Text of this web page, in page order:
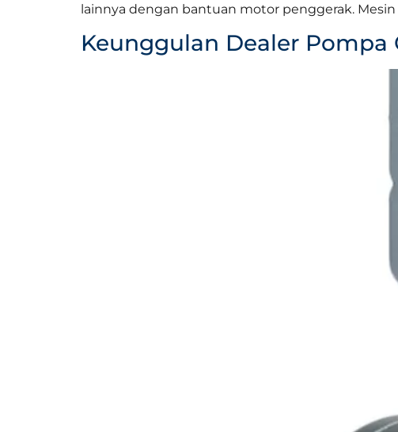
lainnya dengan bantuan motor penggerak.
Keunggulan Dealer